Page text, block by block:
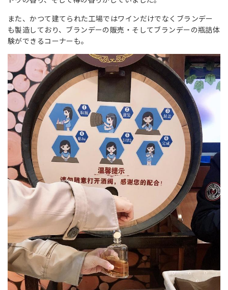
また、かつて建てられた工場ではワインだけでなくブランデー
も製造しており、ブランデーの販売・そしてブランデーの瓶詰体
験ができるコーナーも。